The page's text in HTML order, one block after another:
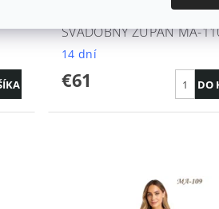
SVADOBNÝ ŽUPAN MA-
14 dní
€61